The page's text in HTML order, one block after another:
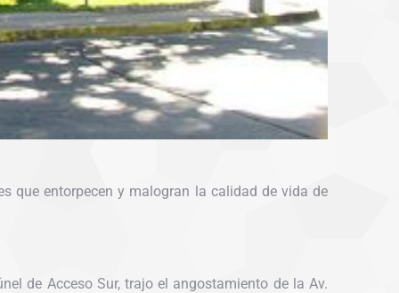
que entorpecen y malogran la calidad de vida de
de Acceso Sur, trajo el angostamiento de la Av.